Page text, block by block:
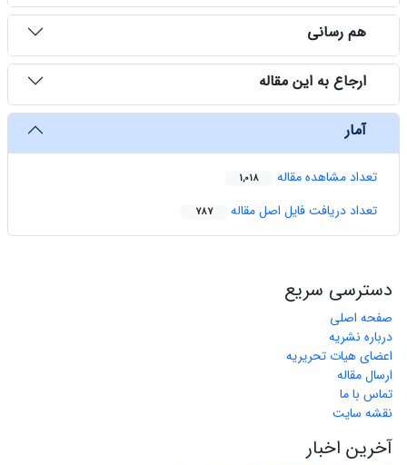
هم رسانی
ارجاع به این مقاله
آمار
تعداد مشاهده مقاله 1,018
تعداد دریافت فایل اصل مقاله 787
دسترسی سریع
صفحه اصلی
درباره نشریه
اعضای هیات تحریریه
ارسال مقاله
تماس با ما
نقشه سایت
آخرین اخبار